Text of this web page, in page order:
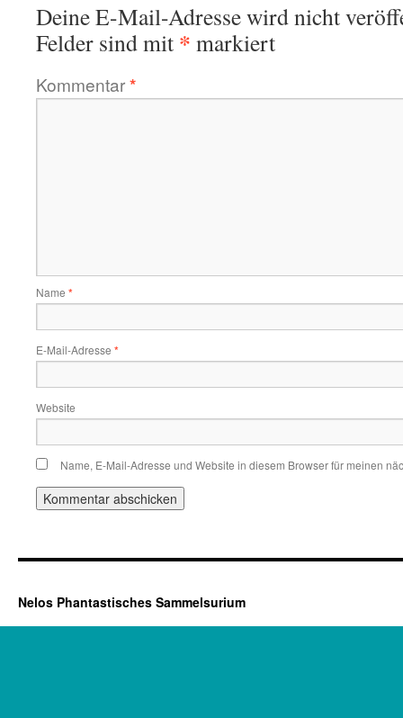
Deine E-Mail-Adresse wird nicht
Felder sind mit * markiert
Kommentar*
Name *
E-Mail-Adresse *
Website
Name, E-Mail-Adresse und Website in diesem Browser für meinen
Nelos Phantastisches Sammelsurium